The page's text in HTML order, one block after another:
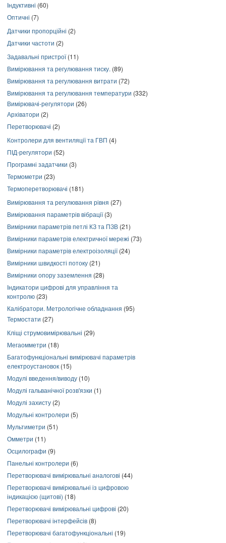
Індуктивні (60)
Оптичні (7)
Датчики пропорційні (2)
Датчики частоти (2)
Задавальні пристрої(11)
Вимірювання та регулювання тиску. (89)
Вимірювання та регулювання витрати (72)
Вимірювання та регулювання температури (332)
Вимірювачі-регулятори (26)
Архіватори (2)
Перетворювачі (2)
Контролери для вентиляції та ГВП (4)
ПІД-регулятори (52)
Програмні задатчики (3)
Термометри (23)
Термоперетворювачі (181)
Вимірювання та регулювання рівня (27)
Вимірювання параметрів вібрації(3)
Вимірники параметрів петлі КЗ та ПЗВ (21)
Вимірники параметрів електричної мережі (73)
Вимірники параметрів електроізоляції(24)
Вимірники швидкості потоку (21)
Вимірники опору заземлення (28)
Індикатори цифрові для управління та
контролю (23)
Калібратори. Метрологічне обладнання (95)
Термостати (27)
Кліщі струмовимірювальні (29)
Мегаомметри (18)
Багатофункціональні вимірювачі параметрів
електроустановок (15)
Модулі введення/виводу (10)
Модулі гальванічної розв'язки (1)
Модулі захисту (2)
Модульні контролери (5)
Мультиметри (51)
Омметри (11)
Осцилографи (9)
Панельні контролери (6)
Перетворювачі вимірювальні аналогові (44)
Перетворювачі вимірювальні із цифровою
індикацією (щитові) (18)
Перетворювачі вимірювальні цифрові (20)
Перетворювачі інтерфейсів (8)
Перетворювачі багатофункціональні (19)